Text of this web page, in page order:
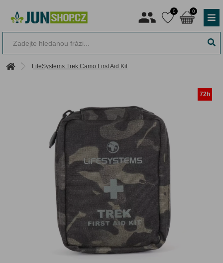
0 0
LifeSystems Trek Camo First Aid Kit
72h